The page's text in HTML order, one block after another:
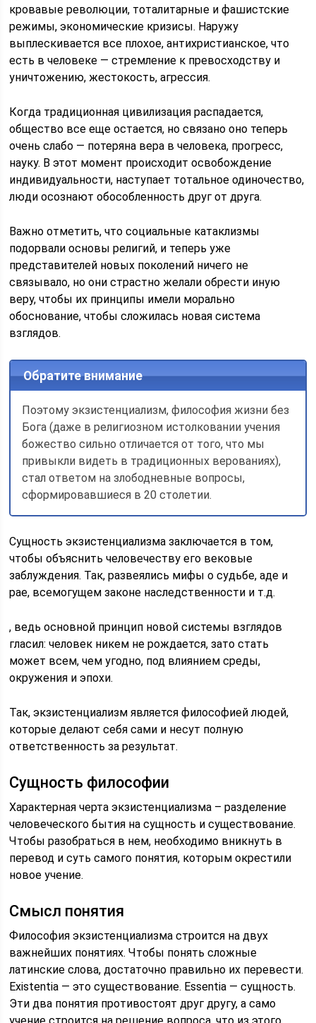
кровавые революции, тоталитарные и фашистские
режимы, экономические кризисы. Наружу
выплескивается все плохое, антихристианское, что
есть в человеке — стремление к превосходству и
уничтожению, жестокость, агрессия.
Когда традиционная цивилизация распадается,
общество все еще остается, но связано оно теперь
очень слабо — потеряна вера в человека, прогресс,
науку. В этот момент происходит освобождение
индивидуальности, наступает тотальное одиночество,
люди осознают обособленность друг от друга.
Важно отметить, что социальные катаклизмы
подорвали основы религий, и теперь уже
представителей новых поколений ничего не
связывало, но они страстно желали обрести иную
веру, чтобы их принципы имели морально
обоснование, чтобы сложилась новая система
взглядов.
Обратите внимание
Поэтому экзистенциализм, философия жизни без
Бога (даже в религиозном истолковании учения
божество сильно отличается от того, что мы
привыкли видеть в традиционных верованиях),
стал ответом на злободневные вопросы,
сформировавшиеся в 20 столетии.
Сущность экзистенциализма заключается в том,
чтобы объяснить человечеству его вековые
заблуждения. Так, развеялись мифы о судьбе, аде и
рае, всемогущем законе наследственности и т.д.
, ведь основной принцип новой системы взглядов
гласил: человек никем не рождается, зато стать
может всем, чем угодно, под влиянием среды,
окружения и эпохи.
Так, экзистенциализм является философией людей,
которые делают себя сами и несут полную
ответственность за результат.
Сущность философии
Характерная черта экзистенциализма – разделение
человеческого бытия на сущность и существование.
Чтобы разобраться в нем, необходимо вникнуть в
перевод и суть самого понятия, которым окрестили
новое учение.
Смысл понятия
Философия экзистенциализма строится на двух
важнейших понятиях. Чтобы понять сложные
латинские слова, достаточно правильно их перевести.
Existentia — это существование. Essentia — сущность.
Эти два понятия противостоят друг другу, а само
учение строится на решение вопроса, что из этого